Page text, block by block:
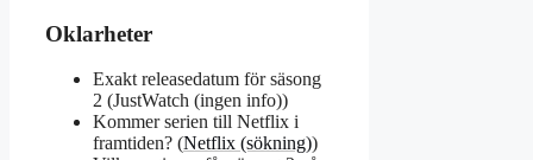
Oklarheter
Exakt releasedatum för säsong
2 (JustWatch (ingen info))
Kommer serien till Netflix i
framtiden? (Netflix (sökning))